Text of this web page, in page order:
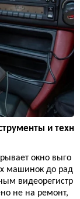
и техн
окно выго
машинок до рад
видеорегистр
не на ремонт,